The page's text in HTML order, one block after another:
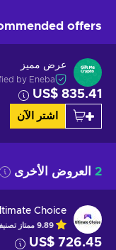
offers
عرض مميز
by Eneba
US$ 835.41
اشتر الآن
2 العروض الأخرى
Choice
9.89 ممتاز
US$ 726.45